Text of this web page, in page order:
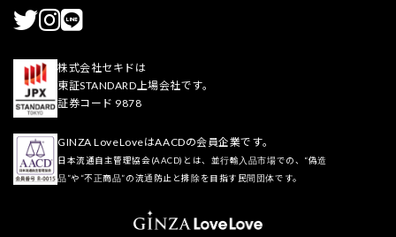
株式会社セキドは
東証STANDARD上場会社です。
証券コード 9878
GINZA LoveLoveはAACDの会員企業です。
日本流通自主管理協会(AACD)とは、並行輸入品市場での、“偽造
品”や“不正商品”の流通防止と排除を目指す民間団体です。